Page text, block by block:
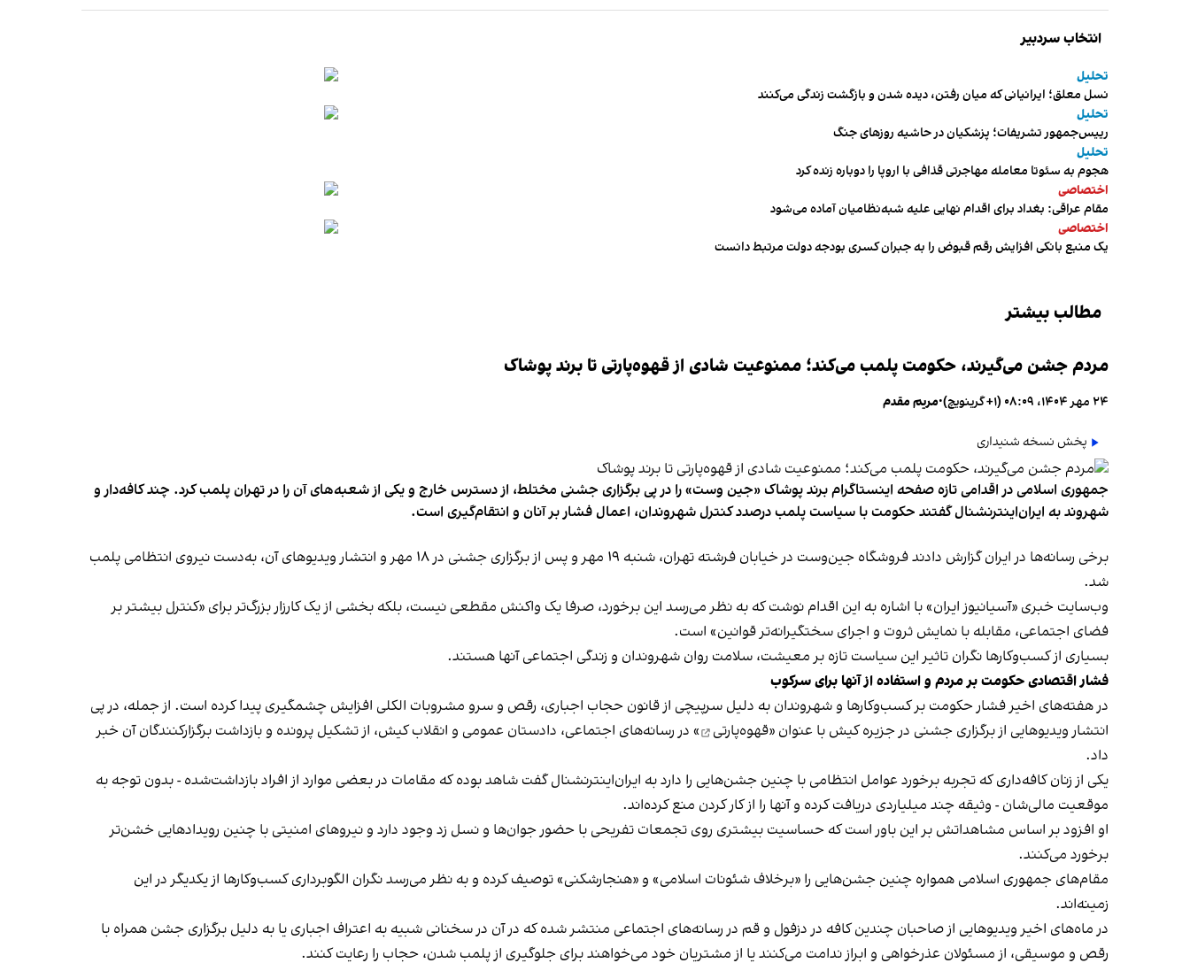
انتخاب سردبیر
تحلیل
نسل معلق؛ ایرانیانی که میان رفتن، دیده شدن و بازگشت زندگی می‌کنند
تحلیل
رییس‌جمهور تشریفات؛ پزشکیان در حاشیه روزهای جنگ
تحلیل
هجوم به سئوتا معامله مهاجرتی قذافی با اروپا را دوباره زنده کرد
اختصاصی
مقام عراقی: بغداد برای اقدام نهایی علیه شبه‌نظامیان آماده می‌شود
اختصاصی
یک منبع بانکی افزایش رقم قبوض را به جبران کسری بودجه دولت مرتبط دانست
مطالب بیشتر
مردم جشن می‌گیرند، حکومت پلمب می‌کند؛ ممنوعیت شادی از قهوه‌پارتی تا برند پوشاک
۲۴ مهر ۱۴۰۴، ۰۸:۰۹ (‎+۱ گرینویچ) •مریم مقدم
پخش نسخه شنیداری
جمهوری اسلامی در اقدامی تازه صفحه اینستاگرام برند پوشاک «جین وست» را در پی برگزاری جشنی مختلط، از دسترس خارج و یکی از شعبه‌های آن را در تهران پلمب کرد. چند کافه‌‌دار و
شهروند به ایران‌اینترنشنال گفتند حکومت با سیاست پلمب درصدد کنترل شهروندان، اعمال فشار بر آنان و انتقام‌گیری است.
برخی رسانه‌ها در ایران گزارش دادند فروشگاه جین‌وست در خیابان فرشته تهران، شنبه ۱۹ مهر و پس از برگزاری جشنی در ۱۸ مهر و انتشار ویدیوهای آن، به‌دست نیروی انتظامی پلمب
شد.
وب‌سایت خبری «آسیانیوز ایران» با اشاره به این اقدام نوشت که به نظر می‌رسد این برخورد، صرفا یک واکنش مقطعی نیست، بلکه بخشی از یک کارزار بزرگ‌تر برای «کنترل بیشتر بر
فضای اجتماعی، مقابله با نمایش ثروت و اجرای سختگیرانه‌تر قوانین» است.
بسیاری از کسب‌وکارها نگران تاثیر این سیاست‌ تازه بر معیشت، سلامت روان شهروندان و زندگی اجتماعی آنها هستند.
فشار اقتصادی حکومت بر مردم و استفاده از آنها برای سرکوب
در هفته‌های اخیر فشار حکومت بر کسب‌وکارها و شهروندان به دلیل سرپیچی از قانون حجاب اجباری، رقص و سرو مشروبات الکلی افزایش چشمگیری پیدا کرده است. از جمله، در پی
انتشار ویدیوهایی از برگزاری جشنی در جزیره کیش با عنوان «قهوه‌پارتی
» در رسانه‌های اجتماعی، دادستان عمومی و انقلاب کیش، از تشکیل پرونده و بازداشت برگزارکنندگان آن خبر
داد.
یکی از زنان کافه‌داری که تجربه برخورد عوامل انتظامی با چنین جشن‌هایی را دارد به ایران‌اینترنشنال گفت شاهد بوده که مقامات در بعضی موارد از افراد بازداشت‌‌شده - بدون توجه به
موقعیت مالی‌شان - وثیقه چند میلیاردی دریافت کرده و آنها را از کار کردن منع کرده‌اند.
او افزود بر اساس مشاهداتش بر این باور است که حساسیت بیشتری روی تجمعات تفریحی با حضور جوان‌ها و نسل زد وجود دارد و نیروهای امنیتی با چنین رویدادهایی خشن‌تر
برخورد می‌کنند.
مقام‌های جمهوری اسلامی همواره چنین جشن‌هایی را «برخلاف شئونات اسلامی» و «هنجارشکنی» توصیف کرده و به نظر می‌رسد نگران الگوبرداری کسب‌وکارها از یکدیگر در این
زمینه‌اند.
در ماه‌های اخیر ویدیوهایی از صاحبان چندین کافه در دزفول و قم در رسانه‌های اجتماعی منتشر شده که در آن در سخنانی شبیه به اعتراف اجباری یا به دلیل برگزاری جشن همراه با
رقص و موسیقی، از مسئولان عذرخواهی و ابراز ندامت می‌کنند یا از مشتریان خود می‌خواهند برای جلوگیری از پلمب شدن، حجاب را رعایت کنند.